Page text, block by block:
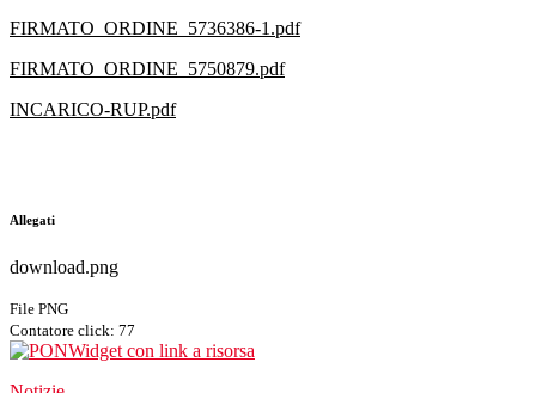
FIRMATO_ORDINE_5736386-1.pdf
FIRMATO_ORDINE_5750879.pdf
INCARICO-RUP.pdf
Allegati
download.png
File PNG
Contatore click: 77
Widget con link a risorsa